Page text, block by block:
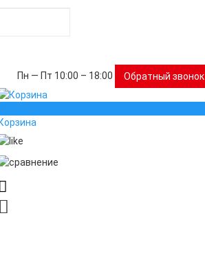
Пн — Пт 10:00 – 18:00 Обратный звонок
Корзина